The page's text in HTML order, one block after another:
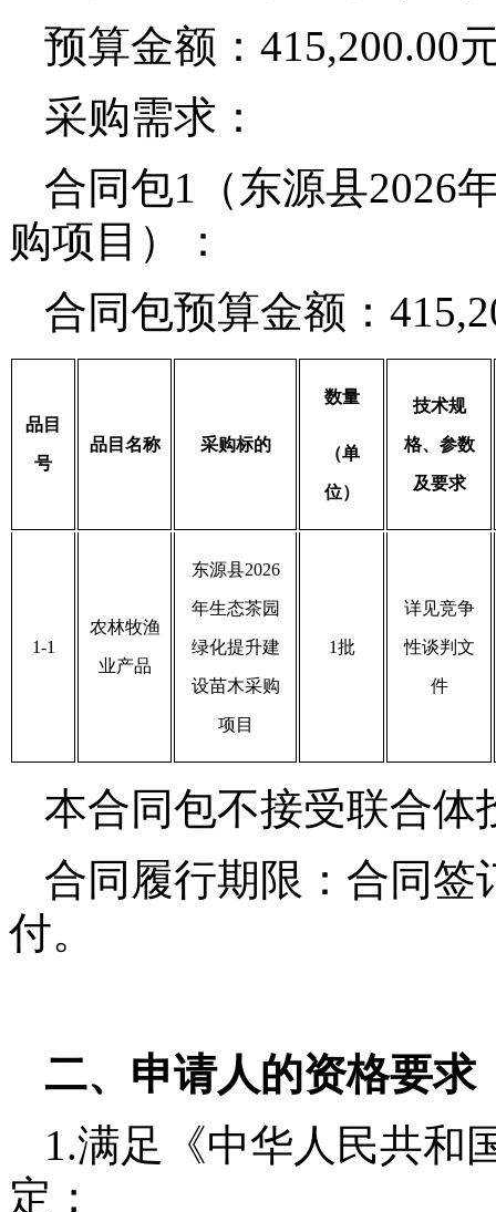
预算金额： 415,200.00
采购需求：
合同包1（东源县2026
购项目 ）：
合同包预算金额：
品目
号
品目名称 采购标的
数量
（单
位）
技术规
格、参数
及要求
1-1
农林牧渔
业产品
东源县2026
年生态茶园
绿化提升建
设苗木采购
项目
1批
详见竞争
性谈判文
件
本合同包不接受联合体
合同 履行期限： 合同签
付。
二、申请人的资格要求
1.满足《中华人民共和
定；